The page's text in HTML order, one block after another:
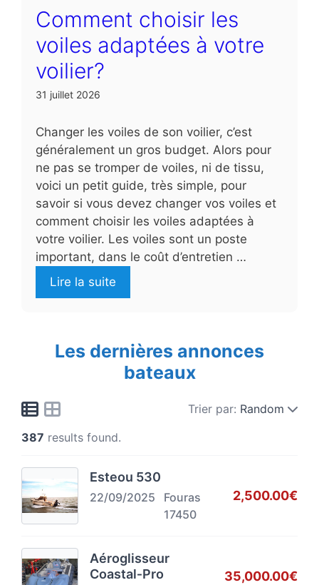
Comment choisir les
voiles adaptées à votre
voilier?
31 juillet 2026
Changer les voiles de son voilier, c’est
généralement un gros budget. Alors pour
ne pas se tromper de voiles, ni de tissu,
voici un petit guide, très simple, pour
savoir si vous devez changer vos voiles et
comment choisir les voiles adaptées à
votre voilier. Les voiles sont un poste
important, dans le coût d’entretien …
Lire la suite
Les dernières annonces
bateaux
Trier par: Random
387 results found.
Esteou 530
22/09/2025
Fouras
17450
2,500.00€
Aéroglisseur
Coastal‑Pro
35,000.00€